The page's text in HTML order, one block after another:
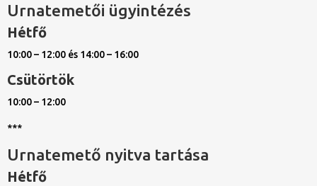
Urnatemetői ügyintézés
Hétfő
10:00 – 12:00 és 14:00 – 16:00
Csütörtök
10:00 – 12:00
***
Urnatemető nyitva tartása
Hétfő